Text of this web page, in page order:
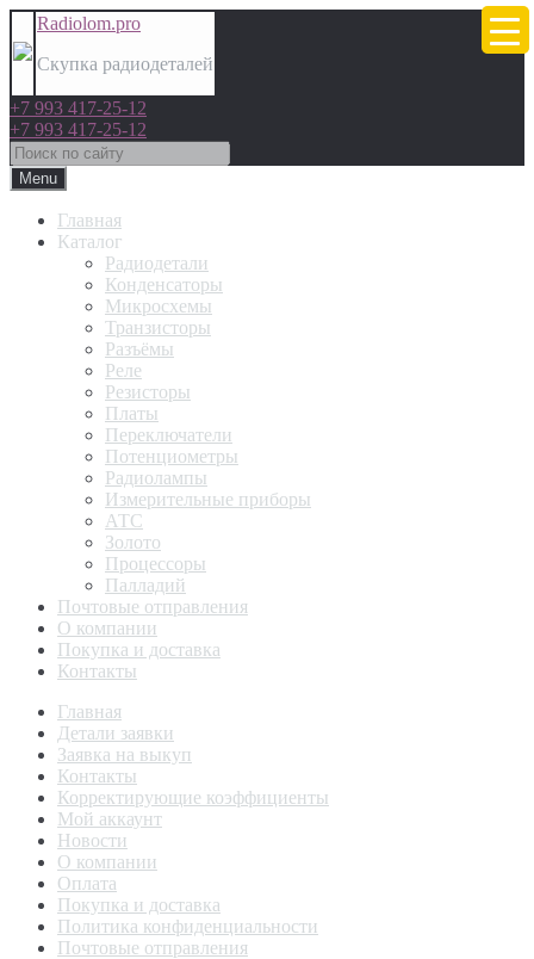
Radiolom.pro
Скупка радиодеталей
+7 993 417-25-12
+7 993 417-25-12
Menu
Главная
Каталог
Радиодетали
Конденсаторы
Микросхемы
Транзисторы
Разъёмы
Реле
Резисторы
Платы
Переключатели
Потенциометры
Радиолампы
Измерительные приборы
АТС
Золото
Процессоры
Палладий
Почтовые отправления
О компании
Покупка и доставка
Контакты
Главная
Детали заявки
Заявка на выкуп
Контакты
Корректирующие коэффициенты
Мой аккаунт
Новости
О компании
Оплата
Покупка и доставка
Политика конфиденциальности
Почтовые отправления